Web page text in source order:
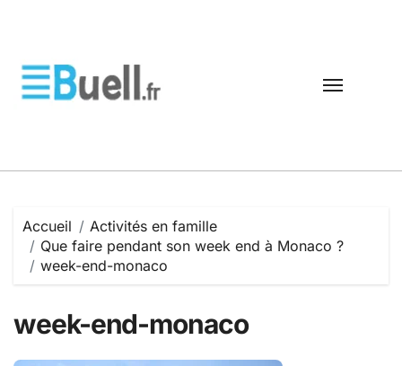
Accueil
Activités en famille
Que faire pendant son week end à Monaco ?
week-end-monaco
week-end-monaco